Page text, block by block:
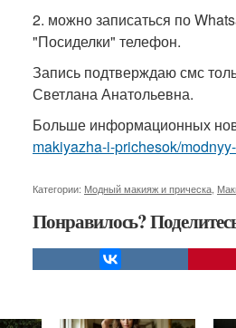
2. можно записаться по
"Посиделки" телефон.
Запись подтверждаю смс
Светлана Анатольевна.
Больше информационных
makiyazha-i-prichesok/
Категории: Модный макияж и прическа
Понравилось?